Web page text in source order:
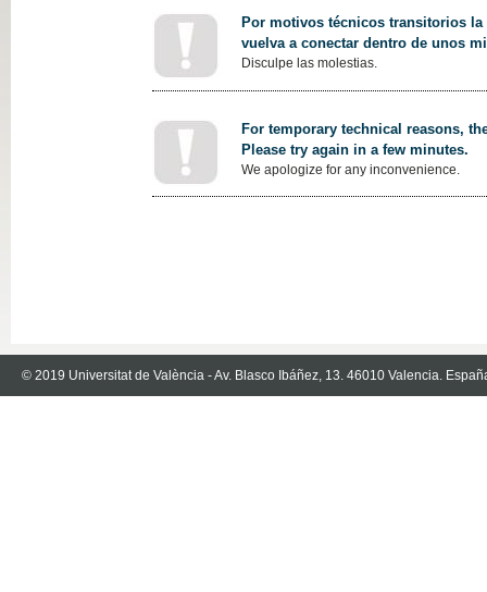
Por motivos técnicos transitorios
vuelva a conectar dentro de unos
Disculpe las molestias.
For temporary technical reasons,
Please try again in a few minutes.
We apologize for any inconvenience.
© 2019 Universitat de València - Av. Blasco Ibáñez, 13. 46010 Valencia.